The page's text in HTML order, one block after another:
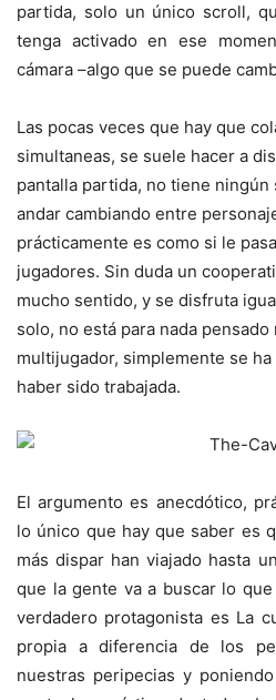
partida, solo un único scroll,
tenga activado en ese
cámara –algo que se puede
Las pocas veces que hay que
simultaneas, se suele hacer a
pantalla partida, no tiene ningún
andar cambiando entre
prácticamente es como si le
jugadores. Sin duda un
mucho sentido, y se disfruta
solo, no está para nada
multijugador, simplemente se
haber sido trabajada.
El argumento es anecdótico,
lo único que hay que saber es
más dispar han viajado hasta
que la gente va a buscar lo
verdadero protagonista es La
propia a diferencia de los
nuestras peripecias y